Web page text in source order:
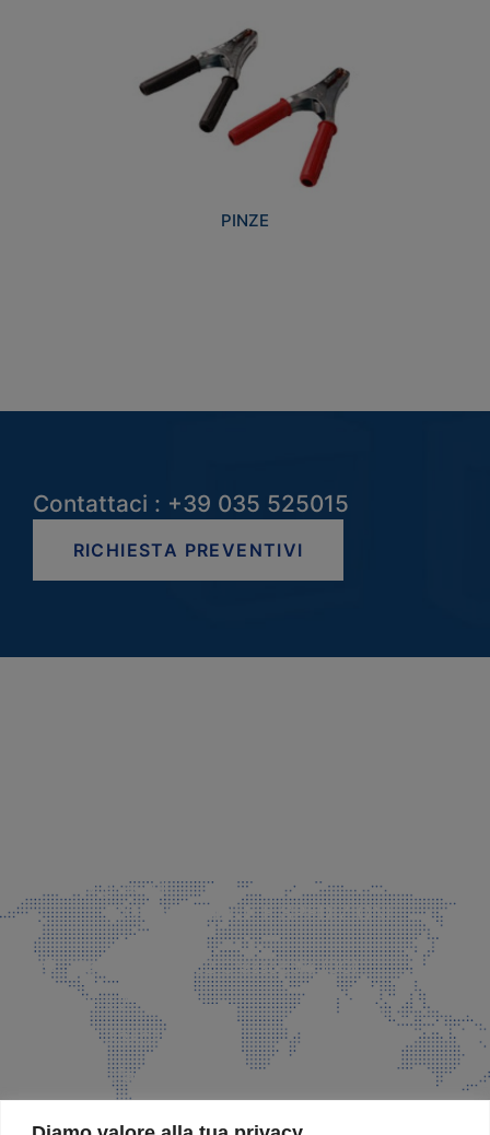
PINZE
Contattaci : +39 035 525015
RICHIESTA PREVENTIVI
info@faeg.it
COMMERCIALE E SPEDIZIONI
Via Padre Elzi, 32 Grassobbio (BG)
035 525015
035 335037
info@faeg.it
SITE MAP